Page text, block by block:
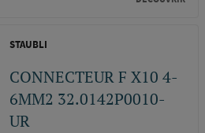
STAUBLI
CONNECTEUR F X10 4-
6MM2 32.0142P0010-
UR